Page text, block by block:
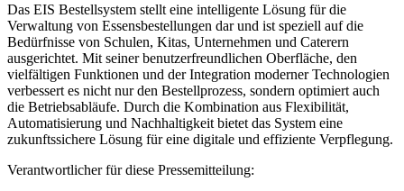
Das EIS Bestellsystem stellt eine intelligente Lösung für die
Verwaltung von Essensbestellungen dar und ist speziell auf die
Bedürfnisse von Schulen, Kitas, Unternehmen und Caterern
ausgerichtet. Mit seiner benutzerfreundlichen Oberfläche, den
vielfältigen Funktionen und der Integration moderner Technologien
verbessert es nicht nur den Bestellprozess, sondern optimiert auch
die Betriebsabläufe. Durch die Kombination aus Flexibilität,
Automatisierung und Nachhaltigkeit bietet das System eine
zukunftssichere Lösung für eine digitale und effiziente Verpflegung.
Verantwortlicher für diese Pressemitteilung: